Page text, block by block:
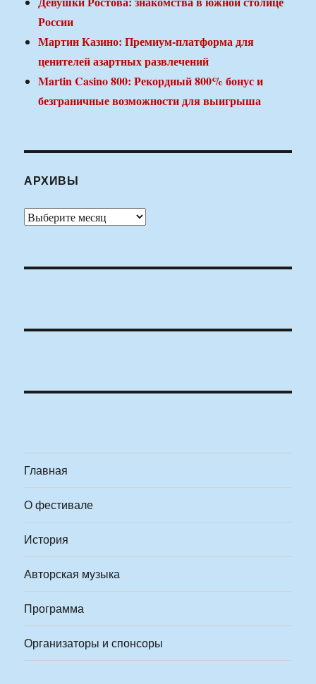
России
Мартин Казино: Премиум-платформа для
ценителей азартных развлечений
Martin Casino 800: Рекордный 800% бонус и
безграничные возможности для выигрыша
АРХИВЫ
Архивы
Главная
О фестивале
История
Авторская музыка
Программа
Организаторы и спонсоры